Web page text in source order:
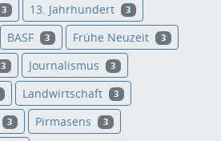
3 13. Jahrhundert 3
BASF 3 Frühe Neuzeit 3
3 Journalismus 3
Landwirtschaft 3
3 Pirmasens 3